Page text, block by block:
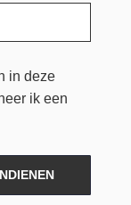
in deze
ik een